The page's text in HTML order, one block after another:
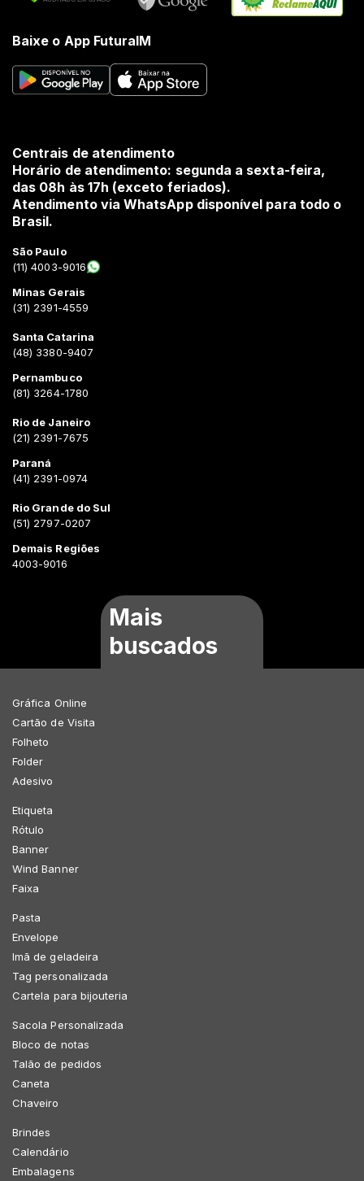
Baixe o App FuturaIM
Centrais de atendimento
Horário de atendimento: segunda a sexta-feira,
das 08h às 17h (exceto feriados).
Atendimento via WhatsApp disponível para todo o
Brasil.
São Paulo
(11) 4003-9016
Minas Gerais
(31) 2391-4559
Santa Catarina
(48) 3380-9407
Pernambuco
(81) 3264-1780
Rio de Janeiro
(21) 2391-7675
Paraná
(41) 2391-0974
Rio Grande do Sul
(51) 2797-0207
Demais Regiões
4003-9016
Mais
buscados
Gráfica Online
Cartão de Visita
Folheto
Folder
Adesivo
Etiqueta
Rótulo
Banner
Wind Banner
Faixa
Pasta
Envelope
Imã de geladeira
Tag personalizada
Cartela para bijouteria
Sacola Personalizada
Bloco de notas
Talão de pedidos
Caneta
Chaveiro
Brindes
Calendário
Embalagens